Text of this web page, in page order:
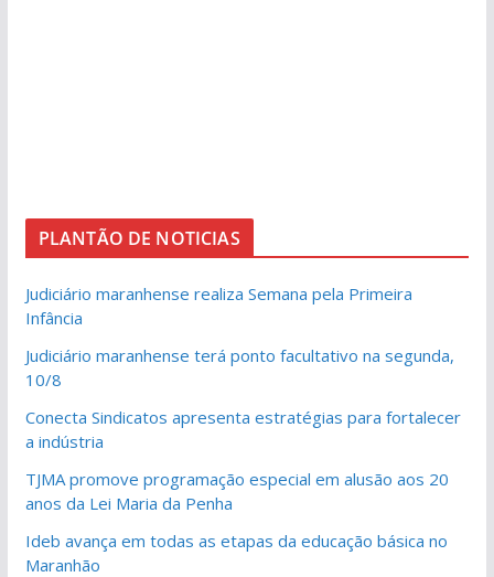
PLANTÃO DE NOTICIAS
Judiciário maranhense realiza Semana pela Primeira
Infância
Judiciário maranhense terá ponto facultativo na segunda,
10/8
Conecta Sindicatos apresenta estratégias para fortalecer
a indústria
TJMA promove programação especial em alusão aos 20
anos da Lei Maria da Penha
Ideb avança em todas as etapas da educação básica no
Maranhão